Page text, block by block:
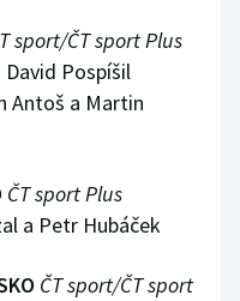
sport/ČT sport Plus
Pospíšil
Antoš a Martin
ČT sport Plus
a Petr Hubáček
ČT sport/ČT sport